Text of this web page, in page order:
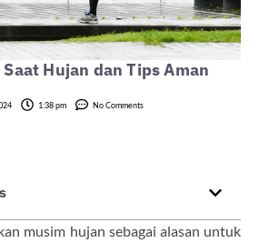
Hujan dan Tips Aman
1:38 pm No Comments
musim hujan sebagai alasan untuk